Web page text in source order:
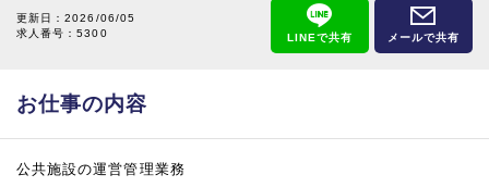
更新日：2026/06/05
求人番号：5300
LINEで共有 メールで共有
お仕事の内容
公共施設の運営管理業務